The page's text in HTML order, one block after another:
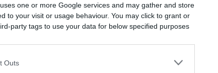
one or more Google services and may gather and store
to your visit or usage behaviour. You may click to grant or
party tags to use your data for below specified purposes
Outs